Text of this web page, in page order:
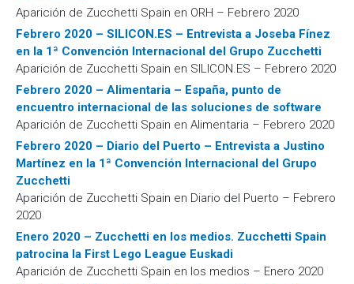
Aparición de Zucchetti Spain en ORH – Febrero 2020
Febrero 2020 – SILICON.ES – Entrevista a Joseba Fínez
en la 1ª Convención Internacional del Grupo Zucchetti
Aparición de Zucchetti Spain en SILICON.ES – Febrero 2020
Febrero 2020 – Alimentaria – España, punto de
encuentro internacional de las soluciones de software
Aparición de Zucchetti Spain en Alimentaria – Febrero 2020
Febrero 2020 – Diario del Puerto – Entrevista a Justino
Martínez en la 1ª Convención Internacional del Grupo
Zucchetti
Aparición de Zucchetti Spain en Diario del Puerto – Febrero
2020
Enero 2020 – Zucchetti en los medios. Zucchetti Spain
patrocina la First Lego League Euskadi
Aparición de Zucchetti Spain en los medios – Enero 2020